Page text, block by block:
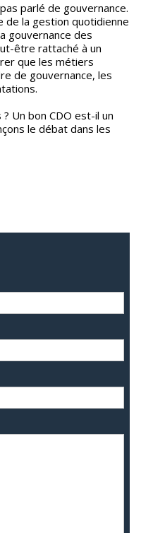
parlé de gouvernance.
la gestion quotidienne
gouvernance des
être rattaché à un
que les métiers
de gouvernance, les
Un bon CDO est-il un
le débat dans les